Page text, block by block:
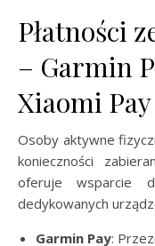
Płatności
– Garmin
Xiaomi Pay
Osoby aktywne
konieczności
oferuje wsparcie
dedykowanych
Garmin Pay: